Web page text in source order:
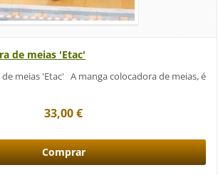
de meias 'Etac'
meias 'Etac' A manga colocadora de meias, é
33,00 €